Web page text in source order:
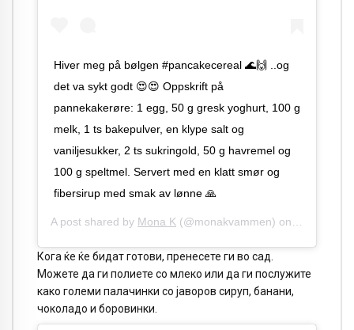
Hiver meg på bølgen #pancakecereal 🌊🙌 ..og
det va sykt godt 😍😍 Oppskrift på
pannekakerøre: 1 egg, 50 g gresk yoghurt, 100 g
melk, 1 ts bakepulver, en klype salt og
vaniljesukker, 2 ts sukringold, 50 g havremel og
100 g speltmel. Servert med en klatt smør og
fibersirup med smak av lønne 🙏
A post shared by Mona K (@monakvammen) on
Кога ќе ќе бидат готови, пренесете ги во сад.
Можете да ги полиете со млеко или да ги послужите
како големи палачинки со јаворов сируп, банани,
чоколадо и боровинки.